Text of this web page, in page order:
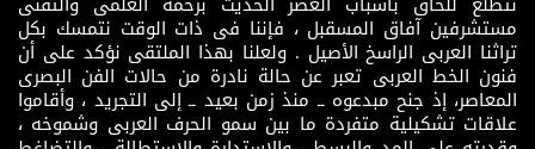
مستشرفين آفاق المسقبل ، فإننا فى ذات الوقت نتمسك بكل
تراثنا العربى الراسخ الأصيل . ولعلنا بهذا الملتقى نؤكد على أن
فنون الخط العربى تعبر عن حالة نادرة من حالات الفن البصرى
المعاصر، إذ جنح مبدعوه ــ منذ زمن بعيد ــ إلى التجريد ، وأقاموا
علاقات تشكيلية متفردة ما بين سمو الحرف العربى وشموخه ،